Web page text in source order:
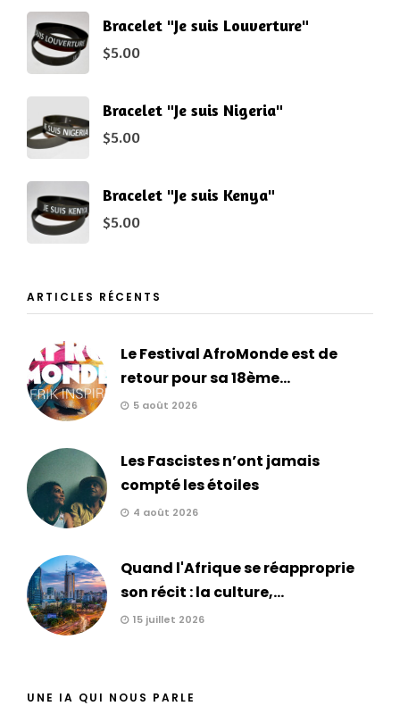
Bracelet "Je suis Louverture"
$5.00
Bracelet "Je suis Nigeria"
$5.00
Bracelet "Je suis Kenya"
$5.00
ARTICLES RÉCENTS
Le Festival AfroMonde est de
retour pour sa 18ème...
5 août 2026
Les Fascistes n’ont jamais
compté les étoiles
4 août 2026
Quand l'Afrique se réapproprie
son récit : la culture,...
15 juillet 2026
UNE IA QUI NOUS PARLE